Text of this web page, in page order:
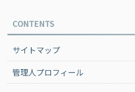
CONTENTS
サイトマップ
管理人プロフィール